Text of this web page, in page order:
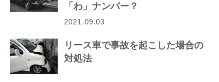
「わ」ナンバー？
2021.09.03
リース車で事故を起こした場合の
対処法